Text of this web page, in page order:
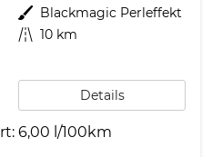
Außenfarbe Blackmagic Perleffekt
Kilometerstand 10 km
Details
6,00 l/100km